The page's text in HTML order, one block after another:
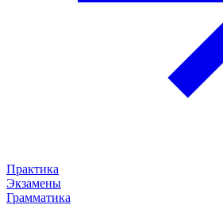
Практика
Экзамены
Грамматика